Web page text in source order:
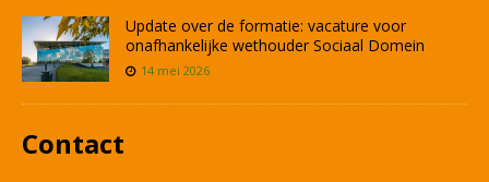
Update over de formatie: vacature voor
onafhankelijke wethouder Sociaal Domein
14 mei 2026
Contact